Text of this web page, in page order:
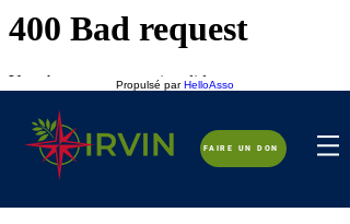
Propulsé parHelloAsso
FAIRE UN DON